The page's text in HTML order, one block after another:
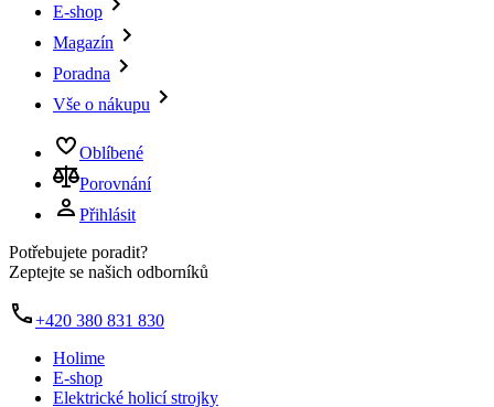
E-shop
Magazín
Poradna
Vše o nákupu
Oblíbené
Porovnání
Přihlásit
Potřebujete poradit?
Zeptejte se našich odborníků
+420 380 831 830
Holime
E-shop
Elektrické holicí strojky